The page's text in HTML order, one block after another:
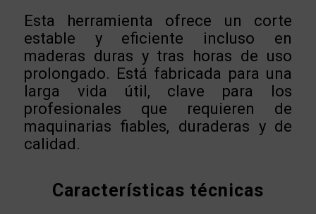
Esta herramienta ofrece un corte
estable y eficiente incluso en
maderas duras y tras horas de uso
prolongado. Está fabricada para una
larga vida útil, clave para los
profesionales que requieren de
maquinarias fiables, duraderas y de
calidad.
Características técnicas